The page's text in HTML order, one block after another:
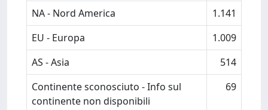
NA - Nord America
1.141
EU - Europa
1.009
AS - Asia
514
Continente sconosciuto - Info sul
continente non disponibili
69